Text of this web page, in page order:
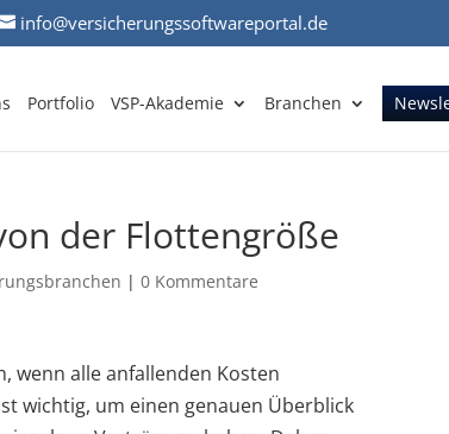
info@versicherungssoftwareportal.de
Portfolio VSP-Akademie Branchen
der Flottengröße
|0 Kommentare
wenn alle anfallenden Kosten
wichtig, um einen genauen Überblick